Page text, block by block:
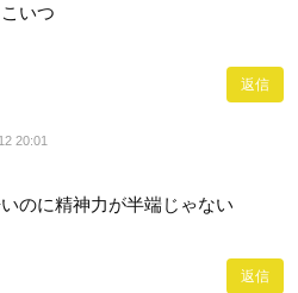
いつ
返信
20:01
のに精神力が半端じゃない
返信